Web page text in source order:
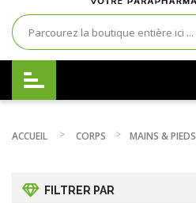
ACCUEIL CORPS MAINS & PIEDS
FILTRER PAR